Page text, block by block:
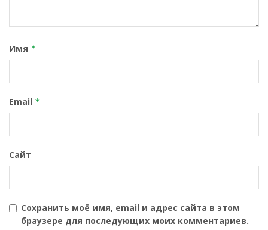
Имя *
Email *
Сайт
Сохранить моё имя, email и адрес сайта в этом
браузере для последующих моих комментариев.